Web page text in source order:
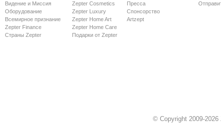
Видение и Миссия
Оборудование
Всемирное признание
Zepter Finance
Страны Zepter
Zepter Cosmetics
Zepter Luxury
Zepter Home Art
Zepter Home Care
Подарки от Zepter
Пресса
Спонсорство
Artzept
© Copyright 2009-